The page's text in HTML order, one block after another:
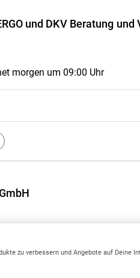
und DKV Beratung und
morgen um 09:00 Uhr
Garantien
zu verbessern und Angebote auf Deine